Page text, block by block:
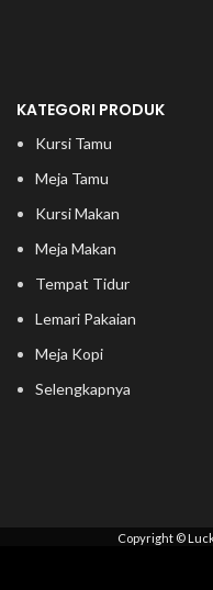
KATEGORI PRODUK
Kursi Tamu
Meja Tamu
Kursi Makan
Meja Makan
Tempat Tidur
Lemari Pakaian
Meja Kopi
Selengkapnya
Copyright ©